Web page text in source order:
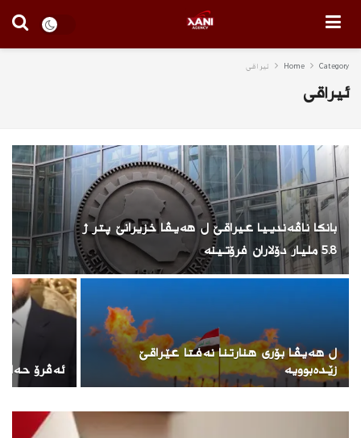
Home Category ئیراقی
ئیراقی
بانکا ناڤەندییا عیراقێ ل هەیڤا خزیرانێ پتر ژ
5.8 ملیار دۆلاران فرۆتینە
ل هەیڤا بۆری هنارتنا نەفتا عێراقێ
زێدەبوویە
ئەڤرۆ